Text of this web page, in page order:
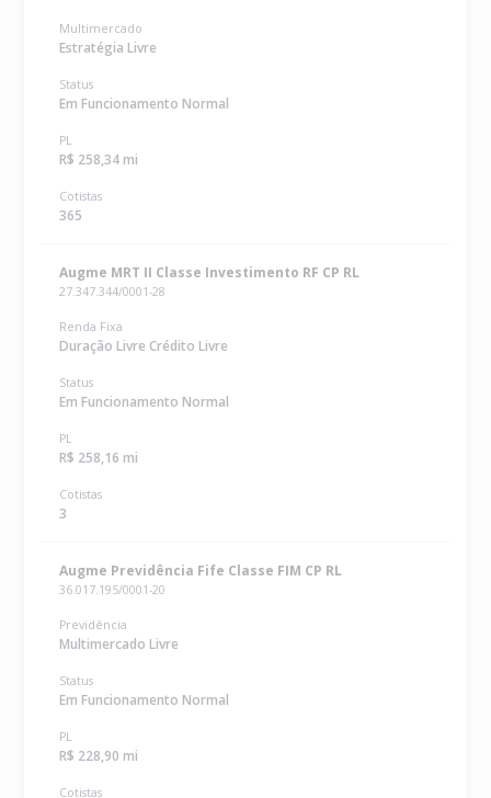
Multimercado
Estratégia Livre
Status
Em Funcionamento Normal
PL
R$ 258,34 mi
Cotistas
365
Augme MRT II Classe Investimento RF CP RL
27.347.344/0001-28
Renda Fixa
Duração Livre Crédito Livre
Status
Em Funcionamento Normal
PL
R$ 258,16 mi
Cotistas
3
Augme Previdência Fife Classe FIM CP RL
36.017.195/0001-20
Previdência
Multimercado Livre
Status
Em Funcionamento Normal
PL
R$ 228,90 mi
Cotistas